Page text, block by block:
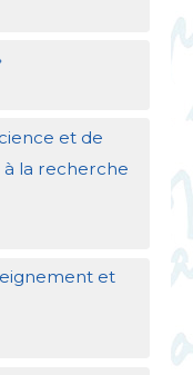
et de
à la recherche
et